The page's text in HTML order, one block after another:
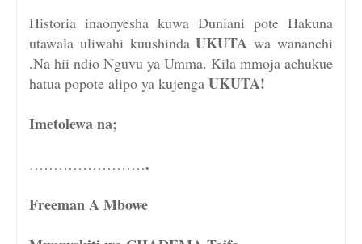
Historia inaonyesha kuwa Duniani pote Hakuna
utawala uliwahi kuushindaUKUTA wa wananchi
.Na hii ndio Nguvu ya Umma. Kila mmoja achukue
hatua popote alipo ya kujenga UKUTA!
Imetolewa na;
…………………….
Freeman A Mbowe